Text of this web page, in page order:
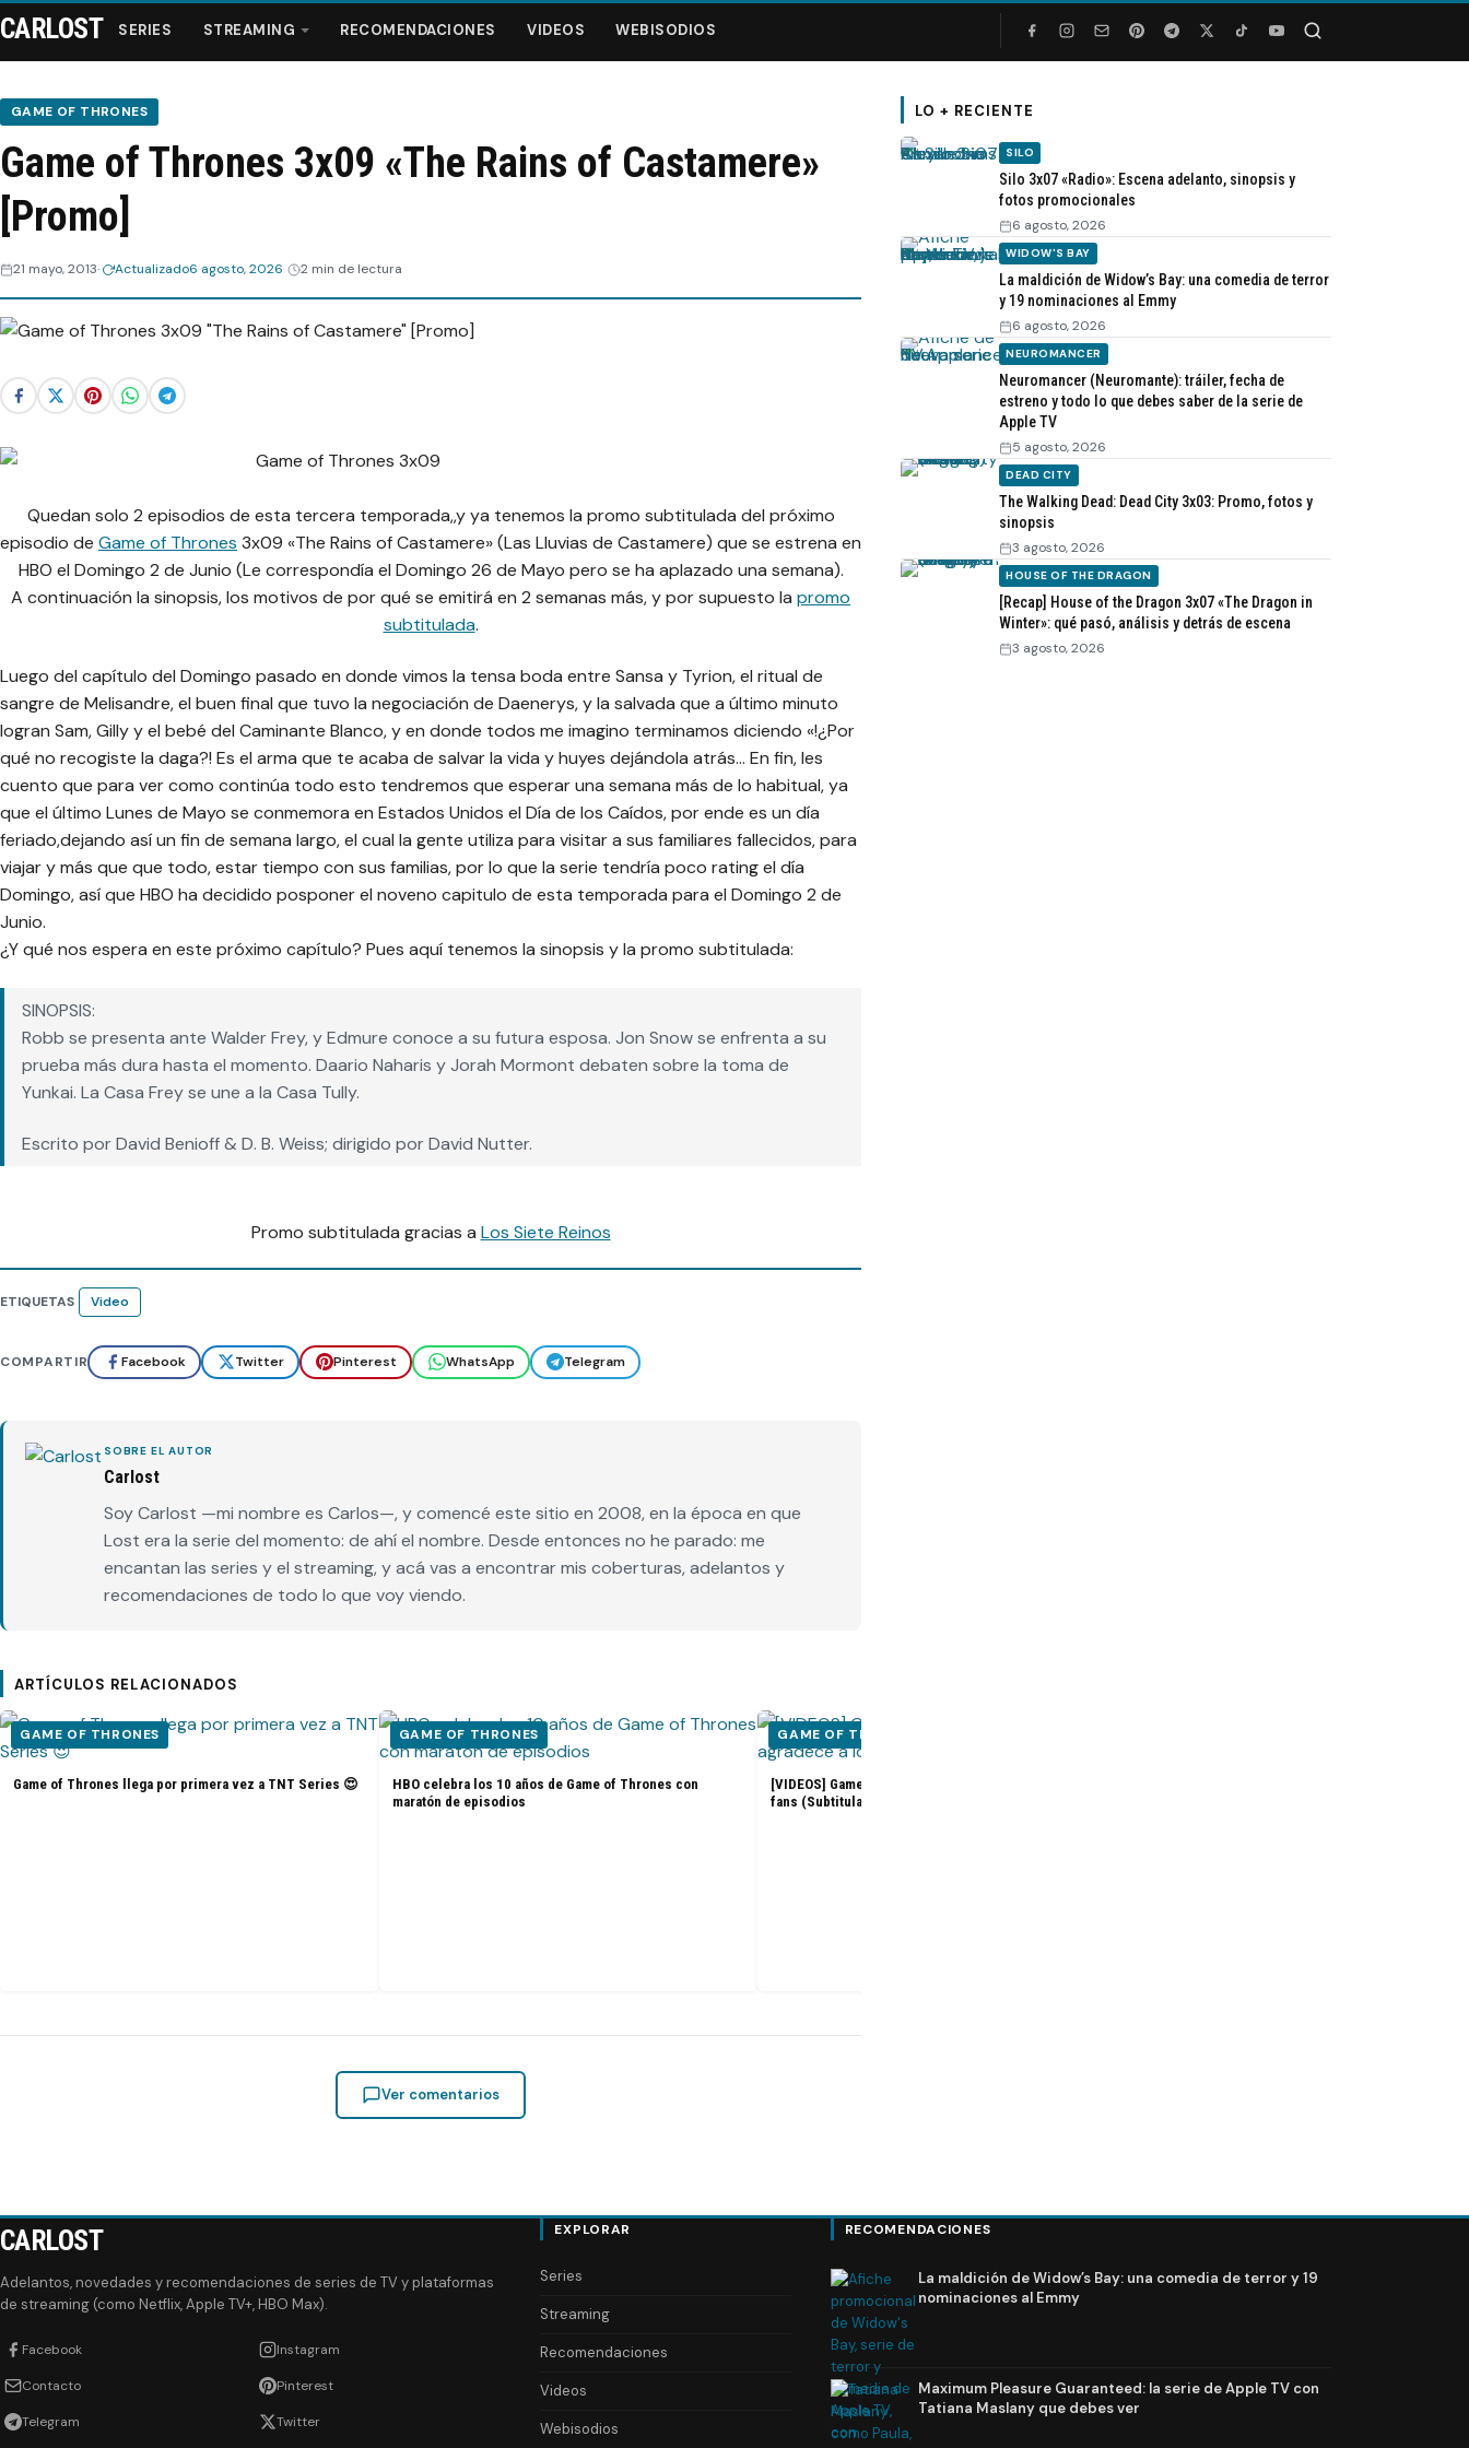
Series
Streaming
Webisodios
CARLOST SERIES STREAMING RECOMENDACIONES VIDEOS WEBISODIOS
GAME OF THRONES
Game of Thrones 3x09 «The Rains of Castamere»
[Promo]
21 mayo, 2013 Actualizado6 agosto, 2026 2 min de lectura
Quedan solo 2 episodios de esta tercera temporada,,y ya tenemos la promo subtitulada del próximo
episodio de Game of Thrones 3x09 «The Rains of Castamere» (Las Lluvias de Castamere) que se estrena en
HBO el Domingo 2 de Junio (Le correspondía el Domingo 26 de Mayo pero se ha aplazado una semana).
A continuación la sinopsis, los motivos de por qué se emitirá en 2 semanas más, y por supuesto la promo
subtitulada.
Luego del capítulo del Domingo pasado en donde vimos la tensa boda entre Sansa y Tyrion, el ritual de
sangre de Melisandre, el buen final que tuvo la negociación de Daenerys, y la salvada que a último minuto
logran Sam, Gilly y el bebé del Caminante Blanco, y en donde todos me imagino terminamos diciendo «!¿Por
qué no recogiste la daga?! Es el arma que te acaba de salvar la vida y huyes dejándola atrás… En fin, les
cuento que para ver como continúa todo esto tendremos que esperar una semana más de lo habitual, ya
que el último Lunes de Mayo se conmemora en Estados Unidos el Día de los Caídos, por ende es un día
feriado,dejando así un fin de semana largo, el cual la gente utiliza para visitar a sus familiares fallecidos, para
viajar y más que que todo, estar tiempo con sus familias, por lo que la serie tendría poco rating el día
Domingo, así que HBO ha decidido posponer el noveno capitulo de esta temporada para el Domingo 2 de
Junio.
¿Y qué nos espera en este próximo capítulo? Pues aquí tenemos la sinopsis y la promo subtitulada:
SINOPSIS:
Robb se presenta ante Walder Frey, y Edmure conoce a su futura esposa. Jon Snow se enfrenta a su
prueba más dura hasta el momento. Daario Naharis y Jorah Mormont debaten sobre la toma de
Yunkai. La Casa Frey se une a la Casa Tully.
Escrito por David Benioff & D. B. Weiss; dirigido por David Nutter.
Promo subtitulada gracias a Los Siete Reinos
ETIQUETAS Video
COMPARTIR Facebook Twitter Pinterest WhatsApp Telegram
SOBRE EL AUTOR
Carlost
Soy Carlost —mi nombre es Carlos—, y comencé este sitio en 2008, en la época en que
Lost era la serie del momento: de ahí el nombre. Desde entonces no he parado: me
encantan las series y el streaming, y acá vas a encontrar mis coberturas, adelantos y
recomendaciones de todo lo que voy viendo.
ARTÍCULOS RELACIONADOS
GAME OF THRONES
Game of Thrones llega por primera vez a TNT Series 😍
GAME OF THRONES
HBO celebra los 10 años de Game of Thrones con
maratón de episodios
GAME OF THRONES
[VIDEOS] Game of Thrones: El elenco agradece a los
fans (Subtitulado)
Ver comentarios
LO + RECIENTE
SILO
Silo 3x07 «Radio»: Escena adelanto, sinopsis y
fotos promocionales
6 agosto, 2026
WIDOW'S BAY
La maldición de Widow’s Bay: una comedia de terror
y 19 nominaciones al Emmy
6 agosto, 2026
NEUROMANCER
Neuromancer (Neuromante): tráiler, fecha de
estreno y todo lo que debes saber de la serie de
Apple TV
5 agosto, 2026
DEAD CITY
The Walking Dead: Dead City 3x03: Promo, fotos y
sinopsis
3 agosto, 2026
HOUSE OF THE DRAGON
[Recap] House of the Dragon 3x07 «The Dragon in
Winter»: qué pasó, análisis y detrás de escena
3 agosto, 2026
CARLOST
Adelantos, novedades y recomendaciones de series de TV y plataformas
de streaming (como Netflix, Apple TV+, HBO Max).
Facebook Instagram
Contacto Pinterest
Telegram Twitter
EXPLORAR
Series
Streaming
Recomendaciones
Videos
Webisodios
RECOMENDACIONES
La maldición de Widow’s Bay: una comedia de terror y 19
nominaciones al Emmy
Maximum Pleasure Guaranteed: la serie de Apple TV con
Tatiana Maslany que debes ver